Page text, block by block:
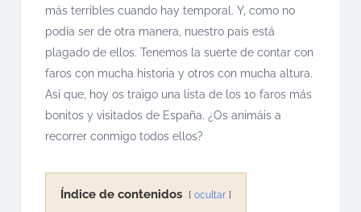
más terribles cuando hay temporal. Y, como no
podía ser de otra manera, nuestro país está
plagado de ellos. Tenemos la suerte de contar con
faros con mucha historia y otros con mucha altura.
Así que, hoy os traigo una lista de los 10 faros más
bonitos y visitados de España. ¿Os animáis a
recorrer conmigo todos ellos?
Índice de contenidos ocultar